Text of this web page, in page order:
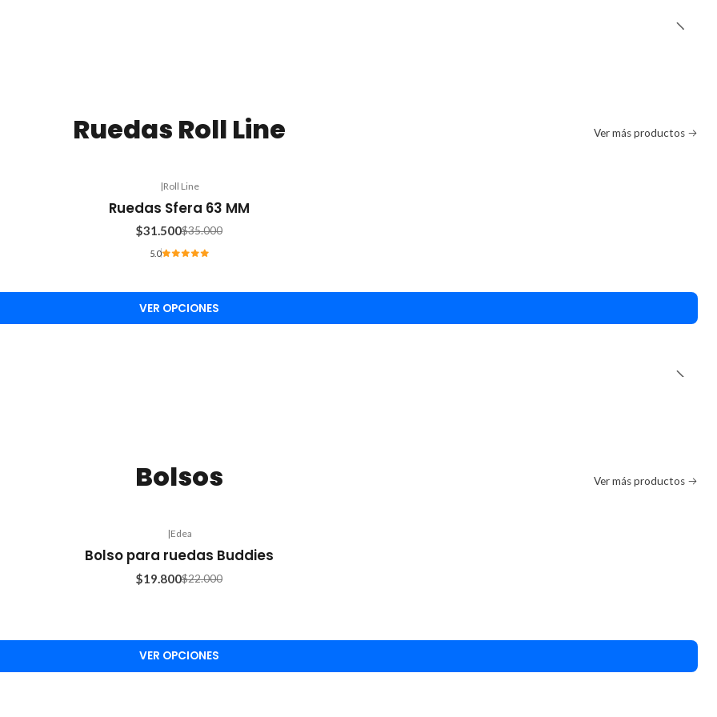
Ruedas Roll Line Ver más productos
|Roll Line
Ruedas Sfera 63 MM
$31.500$35.000
5.0
VER OPCIONES
Bolsos Ver más productos
|Edea
Bolso para ruedas Buddies
$19.800$22.000
VER OPCIONES